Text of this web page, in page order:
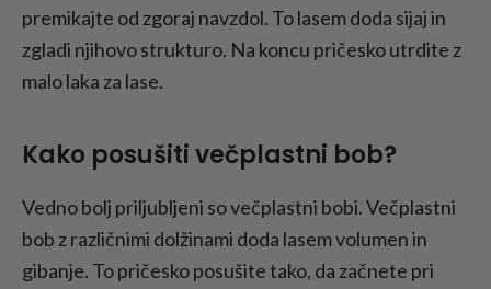
premikajte od zgoraj navzdol. To lasem doda sijaj in
zgladi njihovo strukturo. Na koncu pričesko utrdite z
malo laka za lase.
Kako posušiti večplastni bob?
Vedno bolj priljubljeni so večplastni bobi. Večplastni
bob z različnimi dolžinami doda lasem volumen in
gibanje. To pričesko posušite tako, da začnete pri